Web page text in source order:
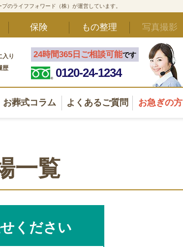
のライフフォワード（株）が運営しています。
保険 もの整理 写真撮影
入り
歴
24時間365日ご相談可能です
0120-24-1234
陸
お葬式コラム よくあるご質問 お急ぎの方
一覧
ください